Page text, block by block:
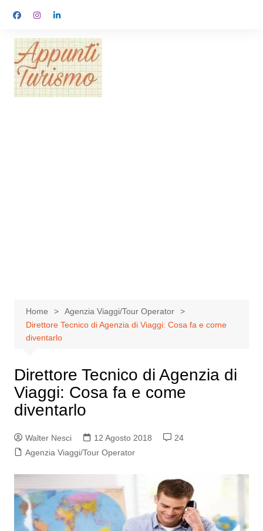
Home
Agenzia Viaggi/Tour Operator
Direttore Tecnico di Agenzia di Viaggi: Cosa fa e come
diventarlo
Direttore Tecnico di Agenzia di
Viaggi: Cosa fa e come
diventarlo
Walter Nesci 12 Agosto 2018
24
Agenzia Viaggi/Tour Operator